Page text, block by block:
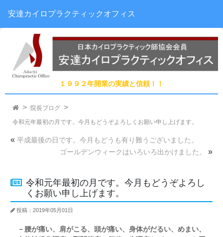
１９９２年開業の実績と信頼！！
安達カイロプラクティックオフィス
院長ブログ
令和元年最初の月です。今月もどうぞよろしくお願い申し上げます。
« 平成最後の日です。今月もどうも有り難うございました。
ゴールデンウィークはいろいろ出かけました。
»
令和元年最初の月です。今月もどうぞよろし
くお願い申し上げます。
投稿：2019年05月01日
－腰が痛い、肩がこる、頭が痛い、身体がだるい、めまい、